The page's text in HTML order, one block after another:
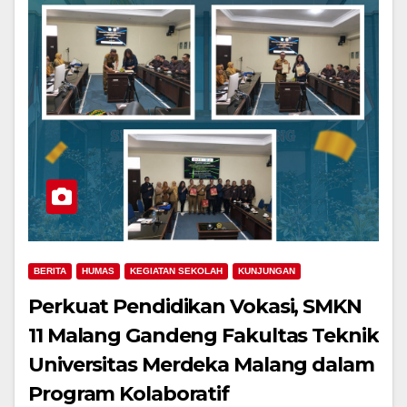
BERITA HUMAS KEGIATAN SEKOLAH KUNJUNGAN
Perkuat Pendidikan Vokasi, SMKN
11 Malang Gandeng Fakultas Teknik
Universitas Merdeka Malang dalam
Program Kolaboratif